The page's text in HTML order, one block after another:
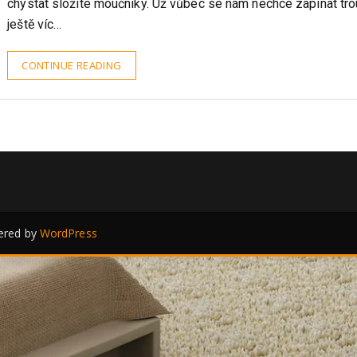
Komu z nás by se uprostřed teplých letních dní chtělo stát v
chystat složité moučníky. Už vůbec se nám nechce zapínat
ještě víc…
CONTINUE READING
byWordPress